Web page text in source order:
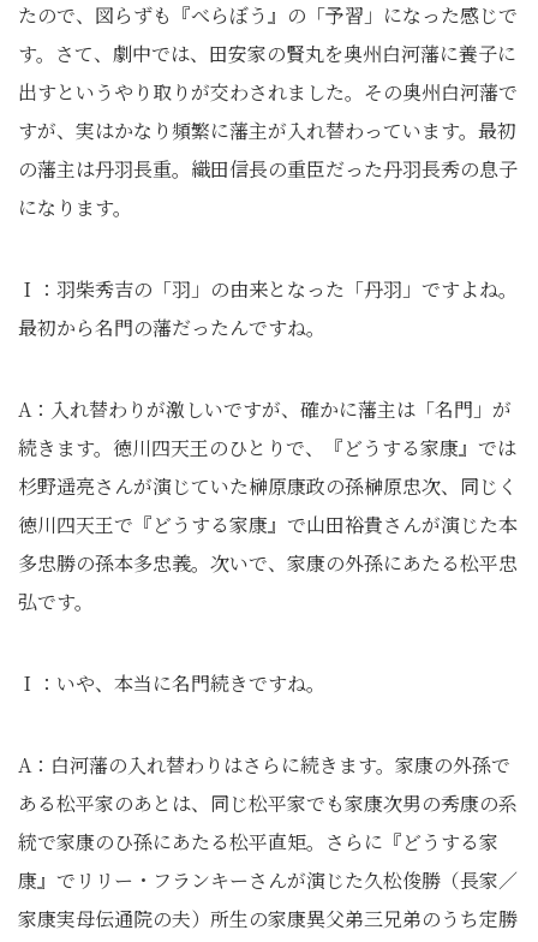
たので、図らずも『べらぼう』の「予習」になった感じで
す。さて、劇中では、田安家の賢丸を奥州白河藩に養子に
出すというやり取りが交わされました。その奥州白河藩で
すが、実はかなり頻繁に藩主が入れ替わっています。最初
の藩主は丹羽長重。織田信長の重臣だった丹羽長秀の息子
になります。
Ｉ：羽柴秀吉の「羽」の由来となった「丹羽」ですよね。
最初から名門の藩だったんですね。
A：入れ替わりが激しいですが、確かに藩主は「名門」が
続きます。徳川四天王のひとりで、『どうする家康』では
杉野遥亮さんが演じていた榊原康政の孫榊原忠次、同じく
徳川四天王で『どうする家康』で山田裕貴さんが演じた本
多忠勝の孫本多忠義。次いで、家康の外孫にあたる松平忠
弘です。
Ｉ：いや、本当に名門続きですね。
A：白河藩の入れ替わりはさらに続きます。家康の外孫で
ある松平家のあとは、同じ松平家でも家康次男の秀康の系
統で家康のひ孫にあたる松平直矩。さらに『どうする家
康』でリリー・フランキーさんが演じた久松俊勝（長家／
家康実母伝通院の夫）所生の家康異父弟三兄弟のうち定勝